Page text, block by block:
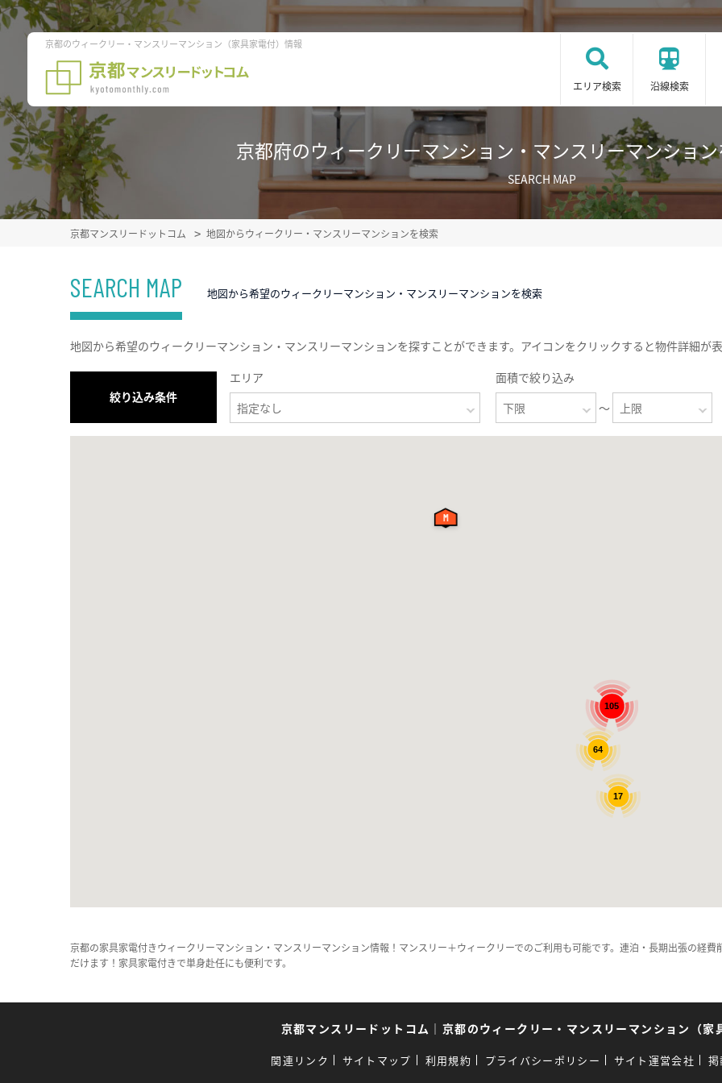
京都のウィークリー・マンスリーマンション（家具家電付）情報
エリア検索 沿線検索
京都府のウィークリーマンション・マンスリーマンショ
SEARCH MAP
京都マンスリードットコム 地図からウィークリー・マンスリーマンションを検索
SEARCH MAP 地図から希望のウィークリーマンション・マンスリーマンションを検索
地図から希望のウィークリーマンション・マンスリーマンションを探すことができます。アイコンをクリックすると物件詳細が
絞り込み条件
エリア
面積で絞り込み
～
64
105
17
京都の家具家電付きウィークリーマンション・マンスリーマンション情報！マンスリー＋ウィークリーでのご利用も可能です。連泊・長期出張の経
だけます！家具家電付きで単身赴任にも便利です。
京都マンスリードットコム ｜ 京都のウィークリー・マンスリーマンション（家
関連リンク サイトマップ 利用規約 プライバシーポリシー サイト運営会社